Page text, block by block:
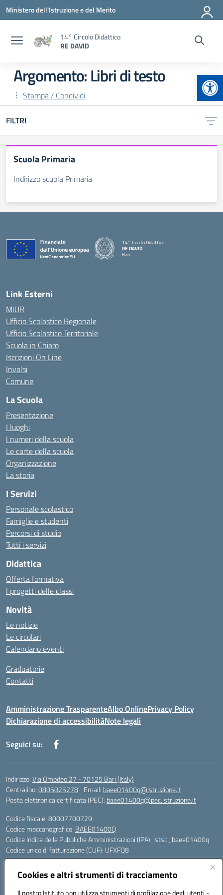
Cookies e altri strumenti di tracciamento
Il nostro Istituto non utilizza strumenti di profilazione degli utenti -
Vai ai contenuti
Vai al menu di navigazione
Vai al footer
Ministero dell'Istruzione e del Merito
14° Circolo Didattico
RE DAVID
Argomento: Libri di testo
Stampa / Condividi
FILTRI
Scuola Primaria
Indirizzo scuola Primaria
14° Circolo Didattico
RE DAVID
Bari
Link Esterni
MIUR
Ufficio Scolastico Regionale
Ufficio Scolastico Territoriale
Scuola in Chiaro
Iscrizioni On Line
Invalsi
Comune
La Scuola
Presentazione
I luoghi
I numeri della scuola
Le carte della scuola
Organizzazione
La storia
I Servizi
Personale scolastico
Famiglie e studenti
Percorsi di studio
Tutti i servizi
Didattica
Offerta formativa
I progetti delle classi
Novità
Le notizie
Le circolari
Calendario eventi
Graduatorie
Contatti
Amministrazione TrasparenteAlbo OnlinePrivacy Policy
Dichiarazione di accessibilitàNote legali
Seguici su:
Indirizzo:Via Omodeo 27 - 70125 Bari (Italy)
Centralino:0805025278 Email: baee01400q@istruzione.it
Posta elettronica certificata (PEC): baee01400q@pec.istruzione.it
Codice fiscale: 80007700729
Codice meccanografico: BAEE01400Q
Codice Indice delle Pubbliche Amministrazioni (IPA): istsc_baee01400q
Codice unico di fatturazione (CUF): UFXFQ8
BAEE01401R - Plesso Iqbal - scuola primaria - via Omodeo 27 - tel. 080.
5025278